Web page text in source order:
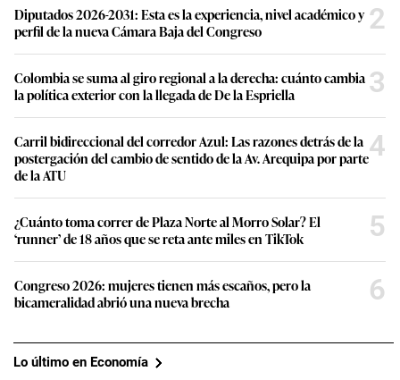
Diputados 2026-2031: Esta es la experiencia, nivel académico y
perfil de la nueva Cámara Baja del Congreso
2
Colombia se suma al giro regional a la derecha: cuánto cambia
la política exterior con la llegada de De la Espriella
3
Carril bidireccional del corredor Azul: Las razones detrás de la
postergación del cambio de sentido de la Av. Arequipa por parte
de la ATU
4
¿Cuánto toma correr de Plaza Norte al Morro Solar? El
‘runner’ de 18 años que se reta ante miles en TikTok
5
Congreso 2026: mujeres tienen más escaños, pero la
bicameralidad abrió una nueva brecha
6
Lo último en Economía